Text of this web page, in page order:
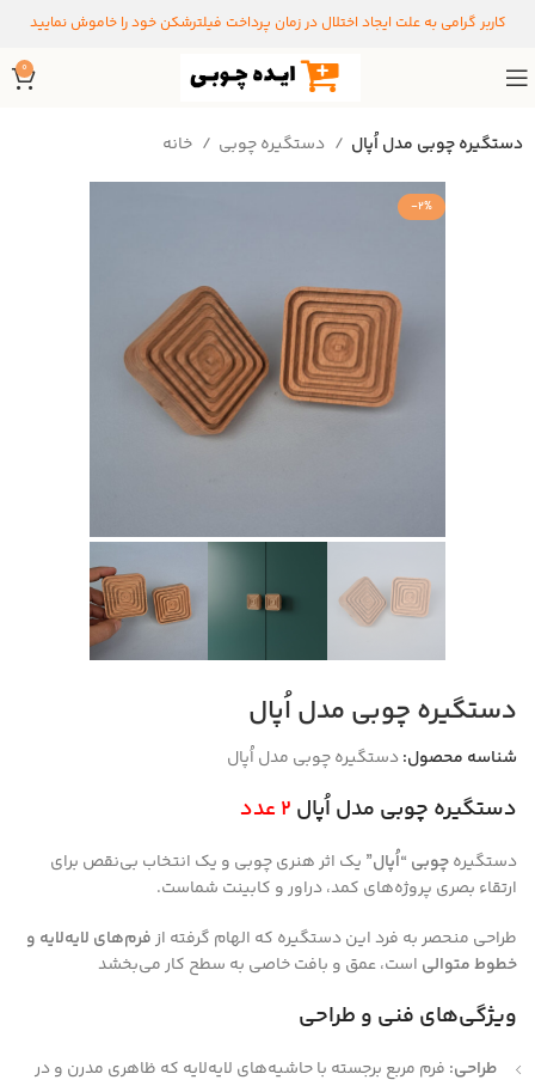
کاربر گرامی به علت ایجاد اختلال در زمان پرداخت فیلترشکن خود را خاموش نمایید
0
خانه دستگیره‌ چوبی دستگیره چوبی مدل اُپال
-2%
دستگیره چوبی مدل اُپال
شناسه محصول:دستگیره چوبی مدل اُپال
دستگیره چوبی مدل اُپال 2 عدد
دستگیرهچوبی “اُپال” یک اثر هنری چوبی و یک انتخاب بی‌نقص برای
ارتقاء بصری پروژه‌های کمد، دراور و کابینت شماست.
طراحی منحصر به فرد این دستگیره که الهام گرفته ازفرم‌های لایه‌لایه و
خطوط متوالی است، عمق و بافت خاصی به سطح کار می‌بخشد
ویژگی‌های فنی و طراحی
طراحی: فرم مربع برجسته با حاشیه‌های لایه‌لایه که ظاهری مدرن و در